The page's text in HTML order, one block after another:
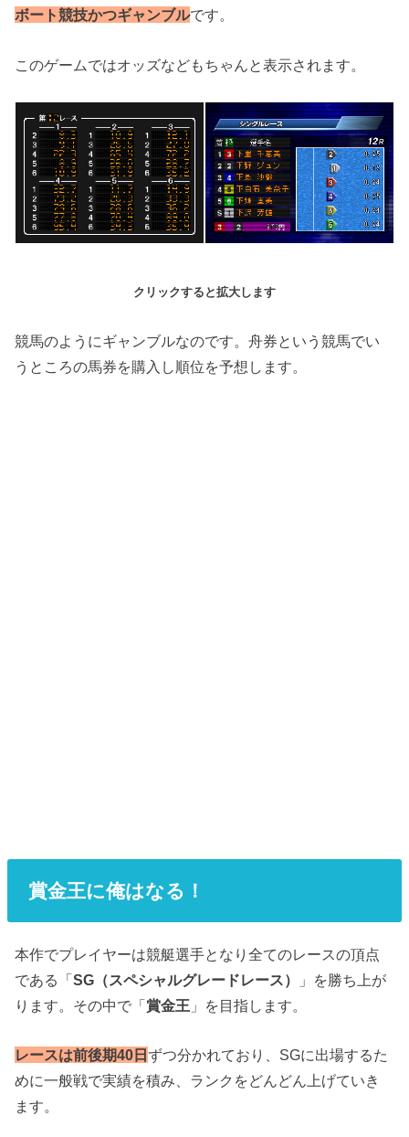
ボート競技かつギャンブルです。
このゲームではオッズなどもちゃんと表示されます。
クリックすると拡大します
競馬のようにギャンブルなのです。舟券という競馬でい
うところの馬券を購入し順位を予想します。
賞金王に俺はなる！
本作でプレイヤーは競艇選手となり全てのレースの頂点
である「SG（スペシャルグレードレース）
」を勝ち上が
ります。その中で「賞金王 」を目指します。
レースは前後期40日ずつ分かれており、SGに出場するた
めに一般戦で実績を積み、ランクをどんどん上げていき
ます。